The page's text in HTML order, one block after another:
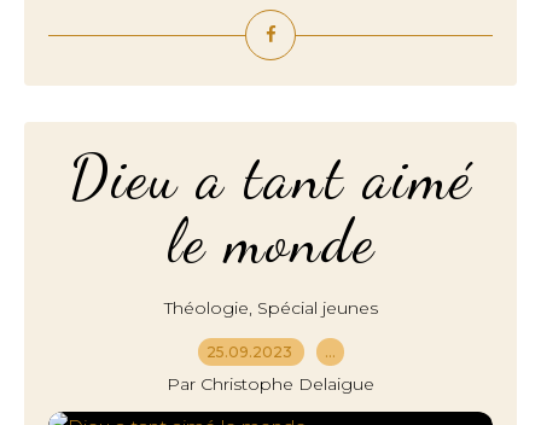
Dieu a tant aimé
le monde
Théologie, Spécial jeunes
25.09.2023 …
Par Christophe Delaigue